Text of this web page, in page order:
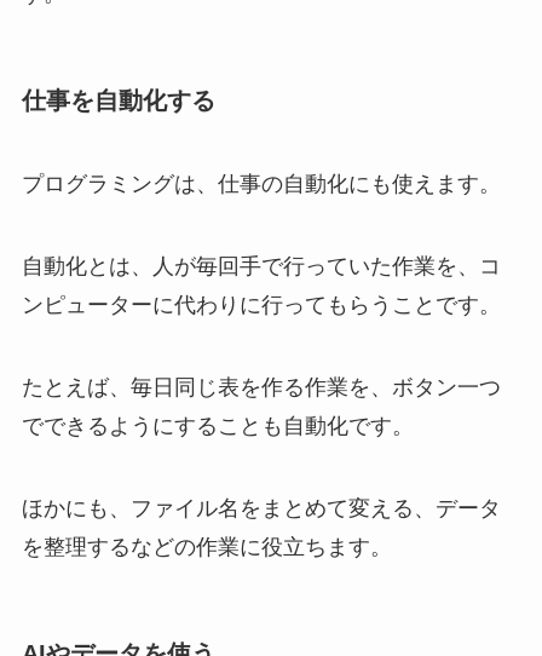
仕事を自動化する
プログラミングは、仕事の自動化にも使えます。
自動化とは、人が毎回手で行っていた作業を、コ
ンピューターに代わりに行ってもらうことです。
たとえば、毎日同じ表を作る作業を、ボタン一つ
でできるようにすることも自動化です。
ほかにも、ファイル名をまとめて変える、データ
を整理するなどの作業に役立ちます。